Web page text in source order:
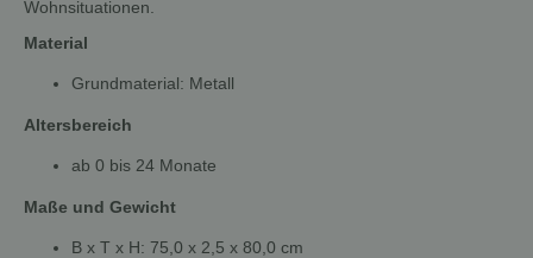
Wohnsituationen.
Material
Grundmaterial: Metall
Altersbereich
ab 0 bis 24 Monate
Maße und Gewicht
B x T x H: 75,0 x 2,5 x 80,0 cm